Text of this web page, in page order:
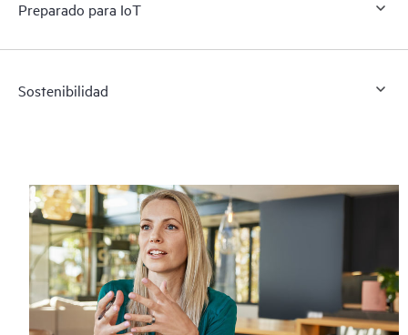
Preparado para IoT
Sostenibilidad